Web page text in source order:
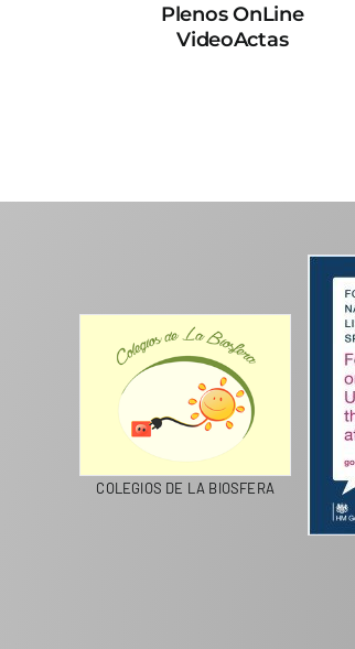
Plenos OnLine
VideoActas
COLEGIOS DE LA BIOSFERA